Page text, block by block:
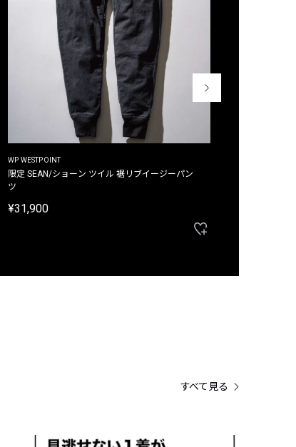
WP WESTPOINT
限定 SEAN/ショーン ツイル 裾リブイージーパン
ツ
¥31,900
すべて見る